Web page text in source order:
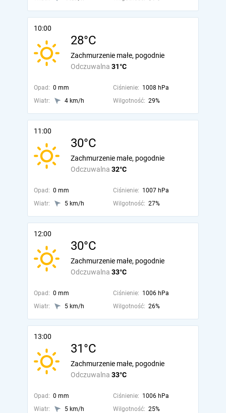
10:00
28°C
Odczuwalna 31°C
Zachmurzenie małe, pogodnie
Opad: 0 mm Ciśnienie: 1008 hPa
Wiatr:
4 km/h Wilgotność: 29%
11:00
30°C
Odczuwalna 32°C
Zachmurzenie małe, pogodnie
Opad: 0 mm Ciśnienie: 1007 hPa
Wiatr:
5 km/h Wilgotność: 27%
12:00
30°C
Odczuwalna 33°C
Zachmurzenie małe, pogodnie
Opad: 0 mm Ciśnienie: 1006 hPa
Wiatr:
5 km/h Wilgotność: 26%
13:00
31°C
Odczuwalna 33°C
Zachmurzenie małe, pogodnie
Opad: 0 mm Ciśnienie: 1006 hPa
Wiatr:
5 km/h Wilgotność: 25%